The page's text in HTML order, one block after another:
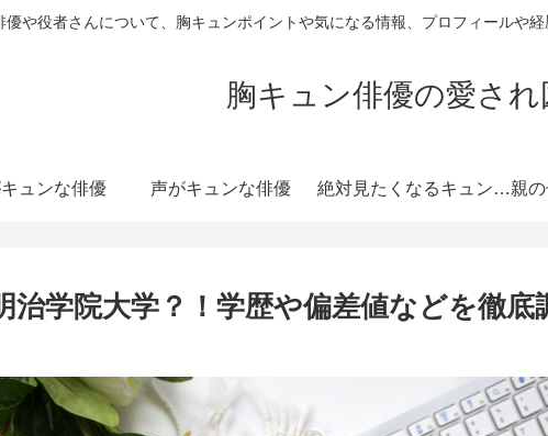
優や役者さんについて、胸キュンポイントや気になる情報、プロフィールや
胸キュン俳優の愛され
ュンな俳優 声がキュンな俳優 絶対見たくなるキュンな親
治学院大学？！学歴や偏差値などを徹底